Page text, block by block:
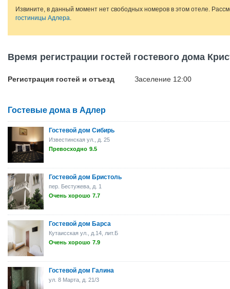
Извините, в данный момент нет свободных номеров в этом отеле.
гостиницы Адлера.
Время регистрации гостей гостевого дома
Регистрация гостей и отъезд Заселение 12:00
Гостевые дома в Адлер
Гостевой дом Сибирь
Известинская ул., д. 25
Превосходно 9.5
Гостевой дом Бристоль
пер. Бестужева, д. 1
Очень хорошо 7.7
Гостевой дом Барса
Кутаисская ул., д.14, лит.Б
Очень хорошо 7.9
Гостевой дом Галина
ул. 8 Марта, д. 21/3